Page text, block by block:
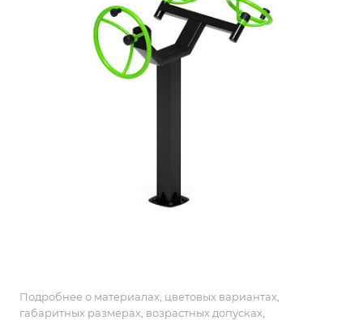
Подробнее о материалах, цветовых вариантах,
габаритных размерах, возрастных допусках,